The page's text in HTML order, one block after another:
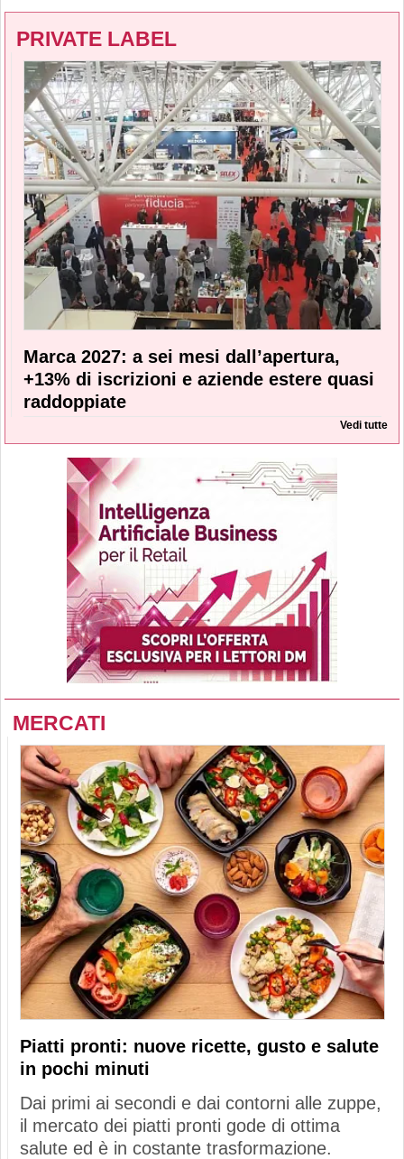
PRIVATE LABEL
Marca 2027: a sei mesi dall’apertura,
+13% di iscrizioni e aziende estere quasi
raddoppiate
Vedi tutte
MERCATI
Piatti pronti: nuove ricette, gusto e salute
in pochi minuti
Dai primi ai secondi e dai contorni alle zuppe,
il mercato dei piatti pronti gode di ottima
salute ed è in costante trasformazione.